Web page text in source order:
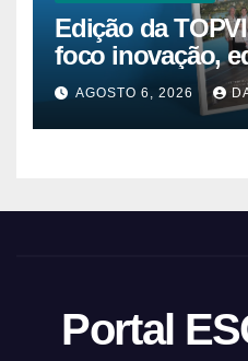
Edição da
foco inovação,
AGOSTO 6, 2026
Portal